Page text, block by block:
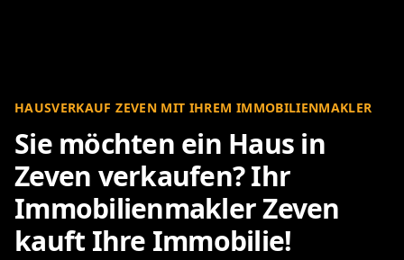
HAUSVERKAUF ZEVEN MIT IHREM IMMOBILIENMAKLER
Sie möchten ein Haus in
Zeven verkaufen? Ihr
Immobilienmakler Zeven
kauft Ihre Immobilie!